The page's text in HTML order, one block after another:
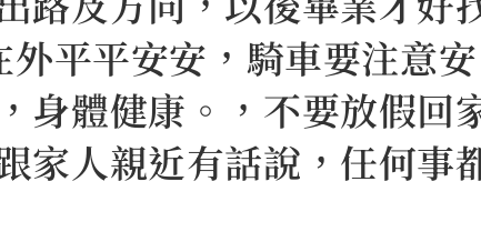
平平安安，騎車要注意安
身體健康。，不要放假回
家人親近有話說，任何事